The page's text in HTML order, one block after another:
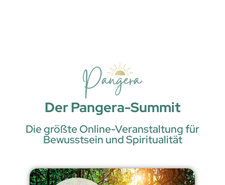
Der Pangera-Summit
Die größte Online-Veranstaltung für
Bewusstsein und Spiritualität